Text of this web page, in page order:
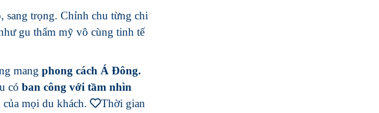
sang trọng. Chỉnh chu từng chi
gu thẩm mỹ vô cùng tinh tế
mang phong cách Á Đông.
có ban công với tầm nhìn
mọi du khách.
Thời gian